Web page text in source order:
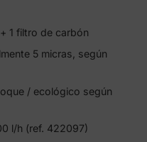
1 filtro de carbón
5 micras, según
/ ecológico según
l/h (ref. 422097)